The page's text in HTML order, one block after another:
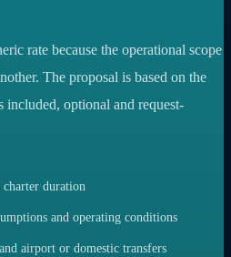
rate because the operational scope
The proposal is based on the
included, optional and request-
charter duration
and operating conditions
airport or domestic transfers